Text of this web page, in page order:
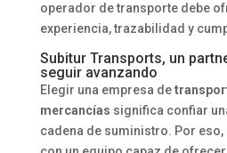
operador de transporte debe
experiencia, trazabilidad y
Subitur Transports, un
seguir avanzando
Elegir una empresa de
mercancías significa confiar
cadena de suministro. Por